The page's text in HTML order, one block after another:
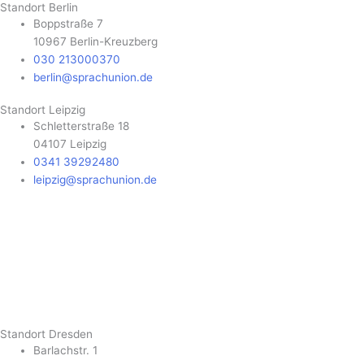
Standort Berlin
Boppstraße 7
10967 Berlin-Kreuzberg
030 213000370
berlin@sprachunion.de
Standort Leipzig
Schletterstraße 18
04107 Leipzig
0341 39292480
leipzig@sprachunion.de
Standort Dresden
Barlachstr. 1